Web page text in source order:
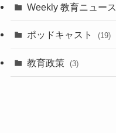
Weekly 教育ニュース
ポッドキャスト (19)
教育政策 (3)